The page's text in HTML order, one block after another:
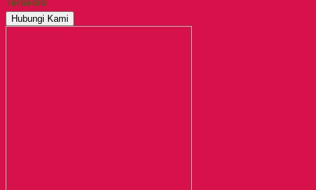
Tersedia
Hubungi Kami